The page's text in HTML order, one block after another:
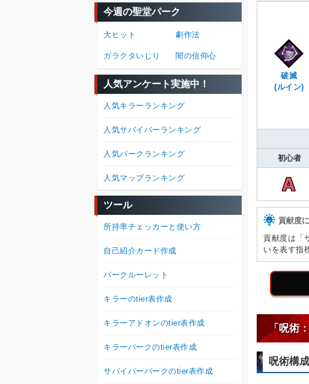
破滅
(ルイン)
初心者
A
貢献度
貢献度は「
いを表す指
「呪術
呪術構
今週の聖堂パーク
大ヒット 劇作法
ガラクタいじり 闇の信仰心
人気アンケート実施中！
人気キラーランキング
人気サバイバーランキング
人気パークランキング
人気マップランキング
ツール
所持率チェッカーと使い方
自己紹介カード作成
パークルーレット
キラーのtier表作成
キラーアドオンのtier表作成
キラーパークのtier表作成
サバイバーパークのtier表作成